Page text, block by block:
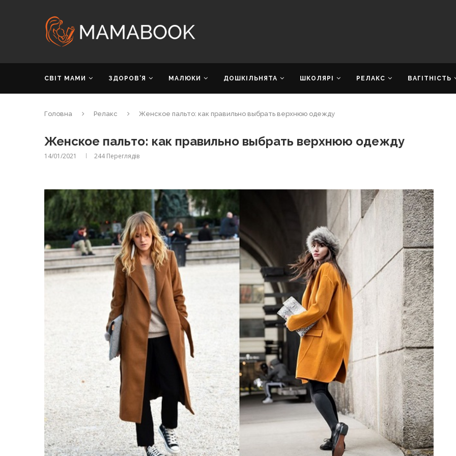
СВІТ МАМИ ЗДОРОВ’Я МАЛЮКИ ДОШКІЛЬНЯТА ШКОЛЯРІ РЕЛАКС ВАГІТНІСТЬ
Головна Релакс Женское пальто: как правильно выбрать верхнюю одежду
Женское пальто: как правильно выбрать верхнюю одежду
14/01/2021 244Переглядів
никакого кипятка
Лікарі назвали симптоми
коронавірусу в дітей
14/Бер/2020
Попробуйте рецепт
легендарного супа доктора
Моро, который без...
08/Січ/2021